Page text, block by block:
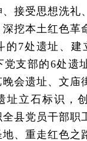
接受思想洗礼
挖本土红色革
的7处遗址、建
党支部的6处遗
会遗址、文庙
址立石标识，
县党员干部职
、重走红色之